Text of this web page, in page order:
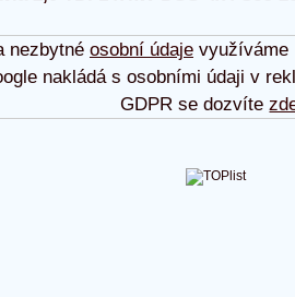
nezbytné osobní údajevyužíváme
nakládá s osobními údaji v
GDPR se dozvíte